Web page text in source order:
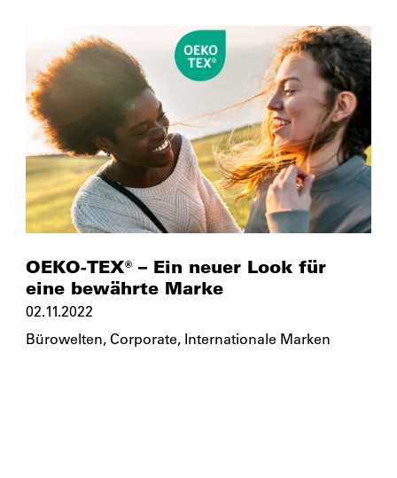
OEKO-TEX® – Ein neuer Look für
eine bewährte Marke
02.11.2022
Bürowelten,Corporate, Internationale Marken